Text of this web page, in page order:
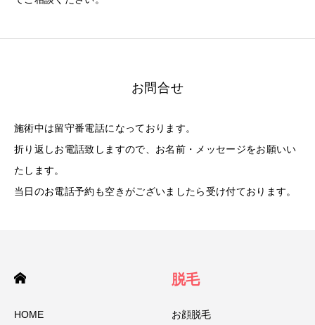
お問合せ
施術中は留守番電話になっております。
折り返しお電話致しますので、お名前・メッセージをお願いい
たします。
当日のお電話予約も空きがございましたら受け付ております。
HOME
脱毛
お顔脱毛